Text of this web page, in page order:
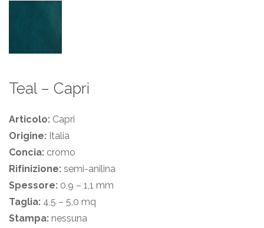
Teal – Capri
Articolo: Capri
Origine: Italia
Concia: cromo
Rifinizione: semi-anilina
Spessore: 0,9 – 1,1 mm
Taglia: 4,5 – 5,0 mq
Stampa: nessuna